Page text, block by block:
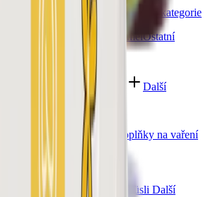
Čokolády bez cukru
Další kategorie
S čokoládou Slaný karamelOstatní
Další kategorie
Čokoládové směsi
Další
Ovocné pasty Bylinky
Doplňky na vaření
Další kategorie
Müsli a granola Ovoce do müsli Další